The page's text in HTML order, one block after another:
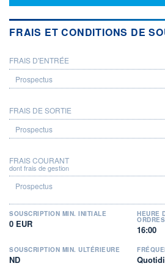
FRAIS ET CONDITIONS DE
PROSPECTUS
FRAIS D'ENTRÉE
FRAIS DE SORTIE
FRAIS COURANT
dont frais de gestion
SOUSCRIPTION MIN. INITIALE
0 EUR
HEURE
ORDRES
16:00
SOUSCRIPTION MIN. ULTÉRIEURE
ND